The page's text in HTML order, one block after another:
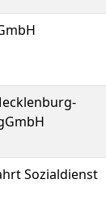
Sozialdienst